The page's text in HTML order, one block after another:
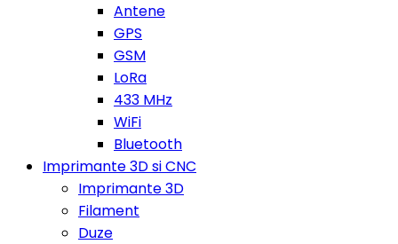
Antene
GPS
GSM
LoRa
433 MHz
WiFi
Bluetooth
Imprimante 3D si CNC
Imprimante 3D
Filament
Duze